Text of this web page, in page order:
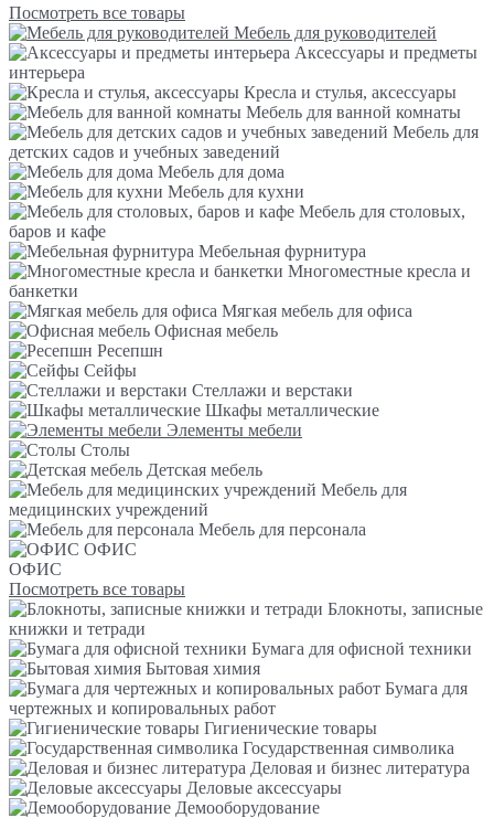
Посмотреть все товары
Мебель для руководителей
Аксессуары и предметы
интерьера
Кресла и стулья, аксессуары
Мебель для ванной комнаты
Мебель для
детских садов и учебных заведений
Мебель для дома
Мебель для кухни
Мебель для столовых,
баров и кафе
Мебельная фурнитура
Многоместные кресла и
банкетки
Мягкая мебель для офиса
Офисная мебель
Ресепшн
Сейфы
Стеллажи и верстаки
Шкафы металлические
Элементы мебели
Столы
Детская мебель
Мебель для
медицинских учреждений
Мебель для персонала
ОФИС
ОФИС
Посмотреть все товары
Блокноты, записные
книжки и тетради
Бумага для офисной техники
Бытовая химия
Бумага для
чертежных и копировальных работ
Гигиенические товары
Государственная символика
Деловая и бизнес литература
Деловые аксессуары
Демооборудование